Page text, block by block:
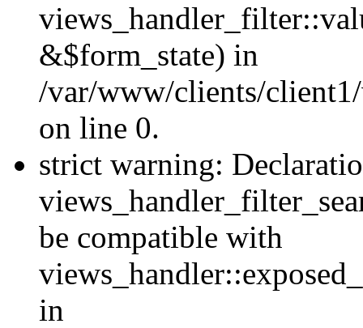
&$form_state) in
/var/www/clients/
on line 0.
strict warning:
be compatible with
in